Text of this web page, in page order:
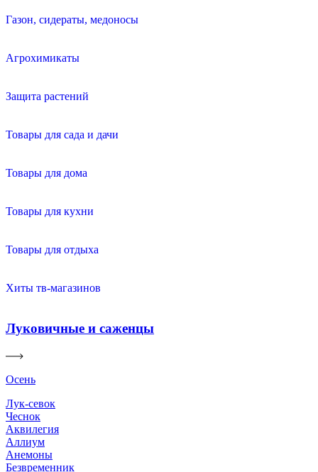
Газон, сидераты, медоносы
Агрохимикаты
Защита растений
Товары для сада и дачи
Товары для дома
Товары для кухни
Товары для отдыха
Хиты тв-магазинов
Луковичные и саженцы
Осень
Лук-севок
Чеснок
Аквилегия
Аллиум
Анемоны
Безвременник